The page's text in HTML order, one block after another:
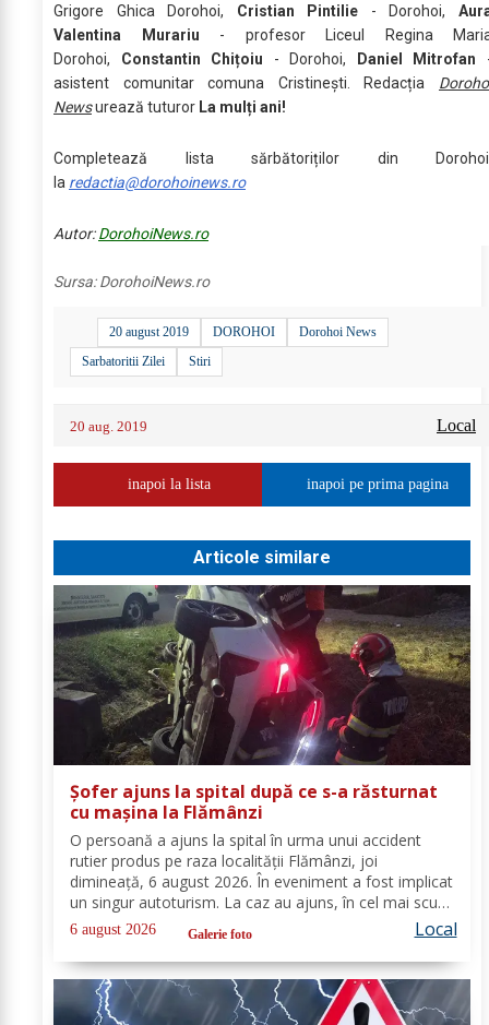
Grigore Ghica Dorohoi, Cristian Pintilie - Dorohoi,
Valentina Murariu - profesor Liceul Regina
Dorohoi, Constantin Chițoiu - Dorohoi, Daniel Mitrofan
asistent comunitar comuna Cristinești. Redacția
Newsurează tuturor La mulți ani!
Completează lista sărbătoriților din
la redactia@dorohoinews.ro
Autor:DorohoiNews.ro
Sursa:DorohoiNews.ro
20 august 2019 DOROHOI
Dorohoi News
Sarbatoritii Zilei
Stiri
20 aug. 2019 Local
inapoi la lista inapoi pe prima pagina
Articole similare
Șofer ajuns la spital după ce s-a răsturnat
cu mașina la Flămânzi
O persoană a ajuns la spital în urma unui accident
rutier produs pe raza localității Flămânzi, joi
dimineață, 6 august 2026. În eveniment a fost implicat
un singur autoturism. La caz au ajuns, în cel mai scurt
timp, pompierii din cadrul Punctului de Lucru Flămânzi,
cu o autospecială de stingere și...
6 august 2026 Galerie foto Local